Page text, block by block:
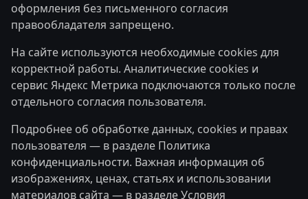
оформления без письменного согласия
правообладателя запрещено.
На сайте используются необходимые cookies для
корректной работы. Аналитические cookies и
сервис Яндекс Метрика подключаются только после
отдельного согласия пользователя.
Подробнее об обработке данных, cookies и правах
пользователя — в разделе Политика
конфиденциальности. Важная информация об
изображениях, ценах, статьях и использовании
материалов сайта — в разделеУсловия